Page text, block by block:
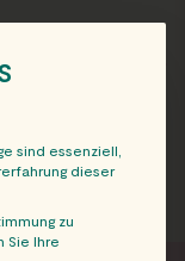
sind essenziell,
dieser
zu
Sie Ihre